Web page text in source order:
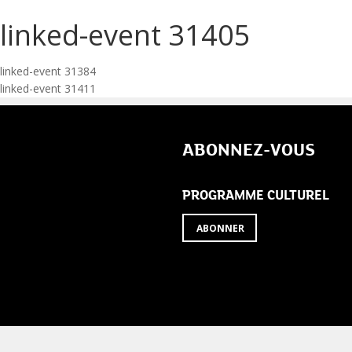
linked-event 31405
Navigation
de
linked-event 31384
linked-event 31411
ABONNEZ-VOUS
PROGRAMME CULTUREL
ABONNER